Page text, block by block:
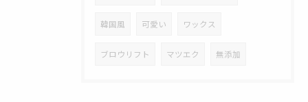
韓国風 可愛い ワックス
ブロウリフト マツエク 無添加